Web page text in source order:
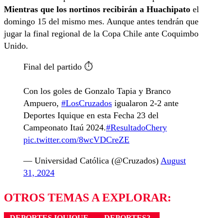
Mientras que los nortinos recibirán a Huachipato el
domingo 15 del mismo mes. Aunque antes tendrán que
jugar la final regional de la Copa Chile ante Coquimbo
Unido.
Final del partido ⏱️
Con los goles de Gonzalo Tapia y Branco
Ampuero, #LosCruzados igualaron 2-2 ante
Deportes Iquique en esta Fecha 23 del
Campeonato Itaú 2024.#ResultadoChery
pic.twitter.com/8wcVDCreZE
— Universidad Católica (@Cruzados) August
31, 2024
OTROS TEMAS A EXPLORAR: